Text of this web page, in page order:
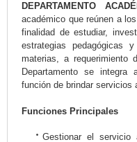
DEPARTAMENTO
académico que reúnen a
finalidad de estudiar,
estrategias pedagógicas
materias, a requerimiento
Departamento se
función de brindar servicios
Funciones Principales
Gestionar el servicio